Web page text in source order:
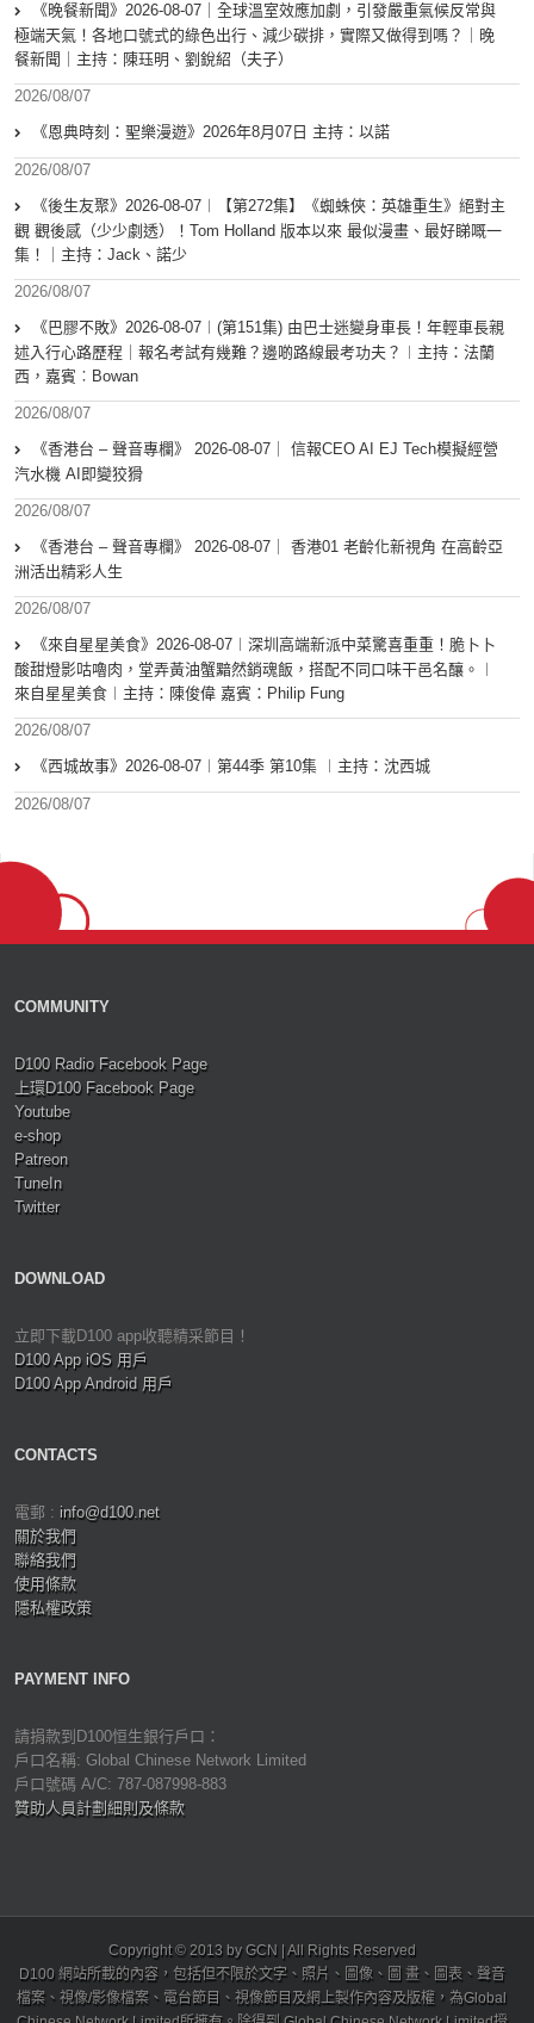
《晚餐新聞》2026-08-07｜全球溫室效應加劇，引發嚴重氣候反常與
極端天氣！各地口號式的綠色出行、減少碳排，實際又做得到嗎？｜晚
餐新聞｜主持：陳珏明、劉銳紹（夫子）
2026/08/07
《恩典時刻：聖樂漫遊》2026年8月07日 主持：以諾
2026/08/07
《後生友聚》2026-08-07︱【第272集】《蜘蛛俠：英雄重生》絕對主
觀 觀後感（少少劇透）！Tom Holland 版本以來 最似漫畫、最好睇嘅一
集！｜主持：Jack、諾少
2026/08/07
《巴膠不敗》2026-08-07︱(第151集) 由巴士迷變身車長！年輕車長親
述入行心路歷程｜報名考試有幾難？邊啲路線最考功夫？︱主持：法蘭
西，嘉賓︰Bowan
2026/08/07
《香港台 – 聲音專欄》 2026-08-07｜ 信報CEO AI EJ Tech模擬經營
汽水機 AI即變狡猾
2026/08/07
《香港台 – 聲音專欄》 2026-08-07｜ 香港01 老齡化新視角 在高齡亞
洲活出精彩人生
2026/08/07
《來自星星美食》2026-08-07︱深圳高端新派中菜驚喜重重！脆卜卜
酸甜燈影咕嚕肉，堂弄黃油蟹黯然銷魂飯，搭配不同口味干邑名釀。︱
來自星星美食︱主持：陳俊偉 嘉賓：Philip Fung
2026/08/07
《西城故事》2026-08-07︱第44季 第10集 ︱主持：沈西城
2026/08/07
COMMUNITY
D100 Radio Facebook Page
上環D100 Facebook Page
Youtube
e-shop
Patreon
TuneIn
Twitter
DOWNLOAD
立即下載D100 app收聽精采節目！
D100 App iOS 用戶
D100 App Android 用戶
CONTACTS
電郵 : info@d100.net
關於我們
聯絡我們
使用條款
隱私權政策
PAYMENT INFO
請捐款到D100恒生銀行戶口：
戶口名稱: Global Chinese Network Limited
戶口號碼 A/C: 787-087998-883
贊助人員計劃細則及條款
Copyright © 2013 by GCN | All Rights Reserved
D100 網站所載的內容，包括但不限於文字、照片、圖像、圖 畫、圖表、聲音
檔案、視像/影像檔案、電台節目、視像節目及網上製作內容及版權，為Global